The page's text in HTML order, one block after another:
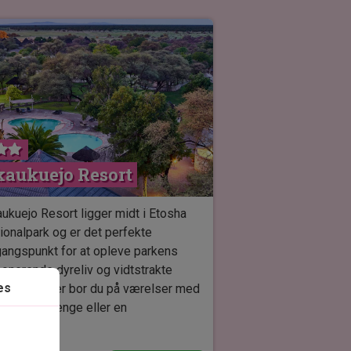
Resort
Resort ligger midt i Etosha
og er det perfekte
for at opleve parkens
dyreliv og vidtstrakte
Her bor du på værelser med
enkeltsenge eller en